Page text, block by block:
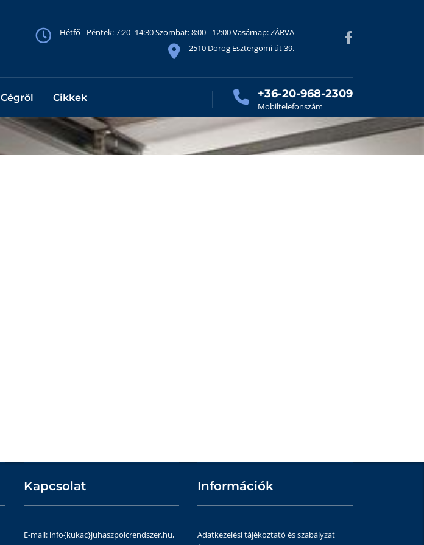
Hétfő - Péntek: 7:20- 14:30 Szombat: 8:00 - 12:00 Vasárnap: ZÁRVA
2510 Dorog Esztergomi út 39.
Cégről Cikkek +36-20-968-2309
Mobiltelefonszám
Kapcsolat
E-mail: info{kukac}juhaszpolcrendszer.hu,
Információk
Adatkezelési tájékoztató és szabályzat